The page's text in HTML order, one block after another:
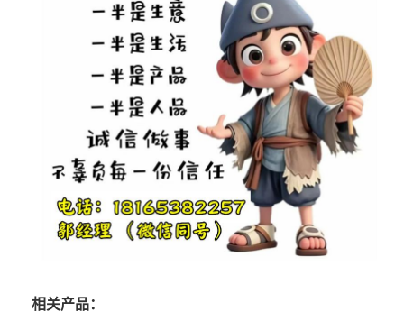
相关产品：